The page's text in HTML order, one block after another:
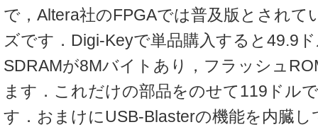
で，Altera社のFPGAでは普及版とされて
ズです．Digi-Keyで単品購入すると49.9
SDRAMが8Mバイトあり，フラッシュ
ます．これだけの部品をのせて119ドル
す．おまけにUSB-Blasterの機能を内臓